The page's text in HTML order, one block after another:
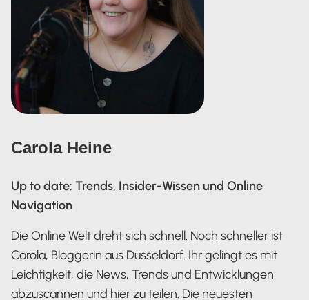
Carola Heine
Up to date: Trends, Insider-Wissen und Online
Navigation
Die Online Welt dreht sich schnell. Noch schneller ist
Carola, Bloggerin aus Düsseldorf. Ihr gelingt es mit
Leichtigkeit, die News, Trends und Entwicklungen
abzuscannen und hier zu teilen. Die neuesten